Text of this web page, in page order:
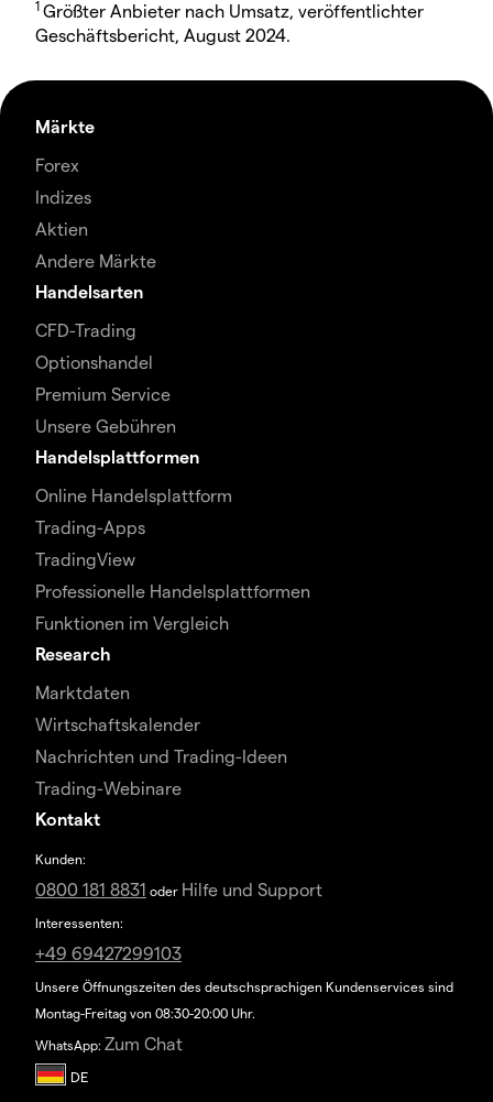
1 Größter Anbieter nach Umsatz, veröffentlichter
Geschäftsbericht, August 2024.
Märkte
Forex
Indizes
Aktien
Andere Märkte
Handelsarten
CFD-Trading
Optionshandel
Premium Service
Unsere Gebühren
Handelsplattformen
Online Handelsplattform
Trading-Apps
TradingView
Professionelle Handelsplattformen
Funktionen im Vergleich
Research
Marktdaten
Wirtschaftskalender
Nachrichten und Trading-Ideen
Trading-Webinare
Kontakt
Kunden:
0800 181 8831 oder Hilfe und Support
Interessenten:
+49 69427299103
Unsere Öffnungszeiten des deutschsprachigen Kundenservices sind
Montag-Freitag von 08:30-20:00 Uhr.
WhatsApp: Zum Chat